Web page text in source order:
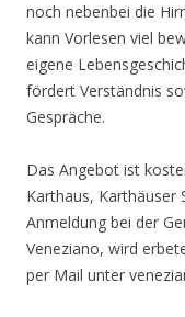
noch nebenbei die
kann Vorlesen viel
eigene
fördert Verständnis
Gespräche.
Das Angebot ist
Karthaus, Karthäuser
Anmeldung bei der
Veneziano, wird
per Mail unter